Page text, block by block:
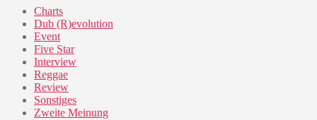
Charts
Dub (R)evolution
Event
Five Star
Interview
Reggae
Review
Sonstiges
Zweite Meinung